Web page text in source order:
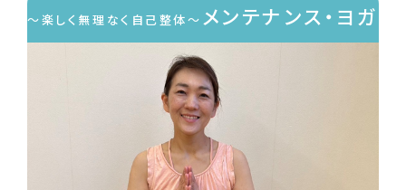
〜楽しく無理なく自己整体〜 メンテナンス・ヨガ